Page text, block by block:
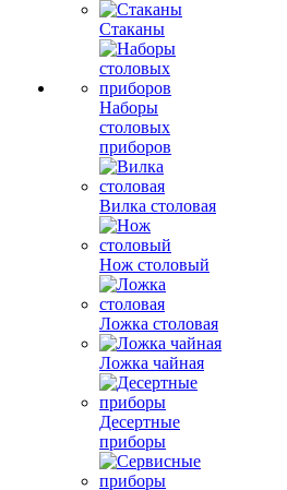
Стаканы
Наборы
столовых
приборов
Вилка столовая
Нож столовый
Ложка столовая
Ложка чайная
Десертные
приборы